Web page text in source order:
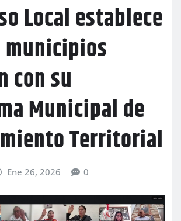
Local establece
municipios
con su
Municipal de
Territorial
Ene 26, 2026 0